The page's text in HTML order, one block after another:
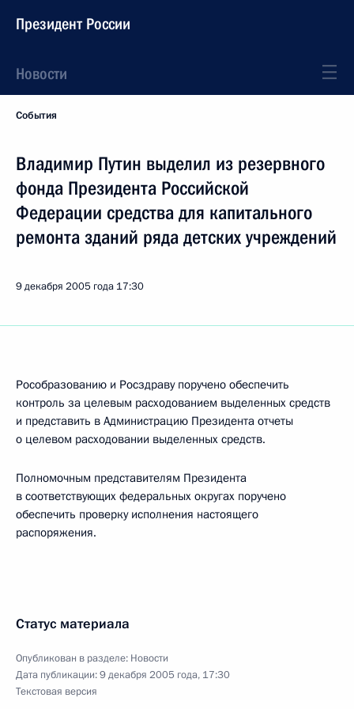
Президент России
Новости
События
Владимир Путин выделил из резервного
фонда Президента Российской
Федерации средства для капитального
ремонта зданий ряда детских учреждений
9 декабря 2005 года 17:30
Рособразованию и Росздраву поручено обеспечить
контроль за целевым расходованием выделенных средств
и представить в Администрацию Президента отчеты
о целевом расходовании выделенных средств.
Полномочным представителям Президента
в соответствующих федеральных округах поручено
обеспечить проверку исполнения настоящего
распоряжения.
Статус материала
Опубликован в разделе: Новости
Дата публикации:9 декабря 2005 года, 17:30
Текстовая версия